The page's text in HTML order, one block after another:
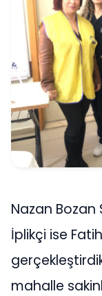
Nazan
İplikçi ise
mahalle